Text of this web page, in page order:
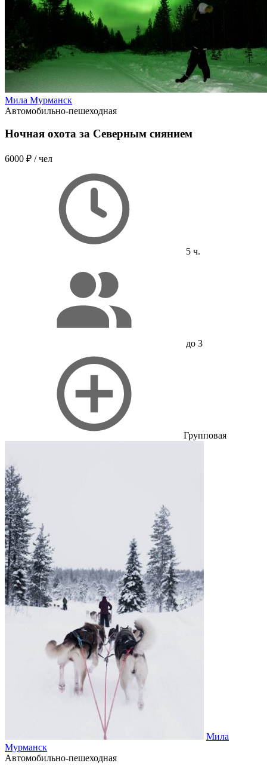
Мила Мурманск
Автомобильно-пешеходная
Ночная охота за Северным сиянием
6000 ₽ / чел
5 ч.
до 3
Групповая
Мила
Мурманск
Автомобильно-пешеходная